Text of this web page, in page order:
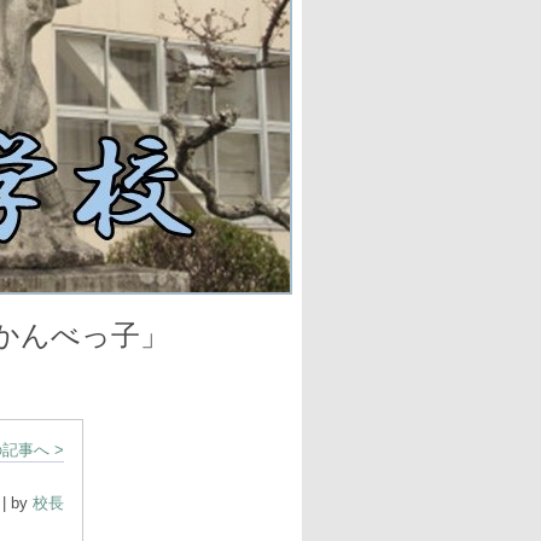
子」
事へ >
| by 校長